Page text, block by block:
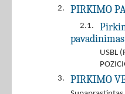
2.
PIRKIMO
2.1.
pavadinimas
USBL
3.
PIRKIMO